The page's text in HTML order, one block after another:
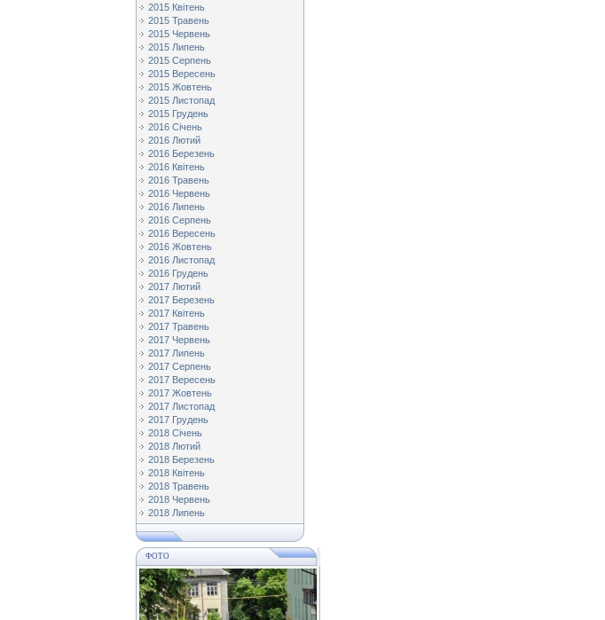
2015 Квітень
2015 Травень
2015 Червень
2015 Липень
2015 Серпень
2015 Вересень
2015 Жовтень
2015 Листопад
2015 Грудень
2016 Січень
2016 Лютий
2016 Березень
2016 Квітень
2016 Травень
2016 Червень
2016 Липень
2016 Серпень
2016 Вересень
2016 Жовтень
2016 Листопад
2016 Грудень
2017 Лютий
2017 Березень
2017 Квітень
2017 Травень
2017 Червень
2017 Липень
2017 Серпень
2017 Вересень
2017 Жовтень
2017 Листопад
2017 Грудень
2018 Січень
2018 Лютий
2018 Березень
2018 Квітень
2018 Травень
2018 Червень
2018 Липень
ФОТО